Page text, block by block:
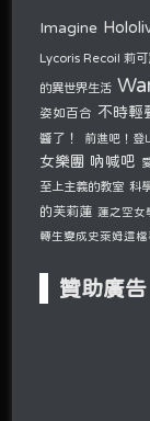
Imagine
Lycoris Recoil 莉可
的異世界生活
姿如百合 不時輕
醬了！ 前進吧！登
女樂團 吶喊吧
至上主義的教室 科
的芙莉蓮 蓮之空女
轉生變成史萊姆這檔
贊助廣